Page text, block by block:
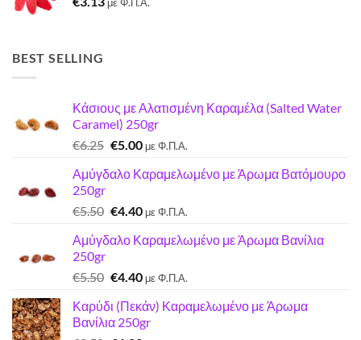
με Φ.Π.Α.
BEST SELLING
Κάσιους με Αλατισμένη Καραμέλα (Salted Water
Caramel) 250gr
€6.25 Original
was:
€5.00Η
τιμή
€5.00.
με Φ.Π.Α.
Αμύγδαλο Καραμελωμένο με Άρωμα Βατόμουρο
250gr
€5.50 Original
was:
€4.40Η
τιμή
€4.40.
με Φ.Π.Α.
Αμύγδαλο Καραμελωμένο με Άρωμα Βανίλια
250gr
€5.50 Original
was:
€5.50.
€4.40Η
τιμή
είναι:
με Φ.Π.Α.
Καρύδι (Πεκάν) Καραμελωμένο με Άρωμα
Βανίλια 250gr